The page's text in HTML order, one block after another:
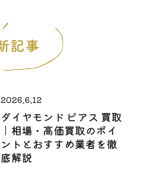
2026.6.12
ダイヤモンド ピアス 買取
｜相場・高価買取のポイ
ントとおすすめ業者を徹
底解説